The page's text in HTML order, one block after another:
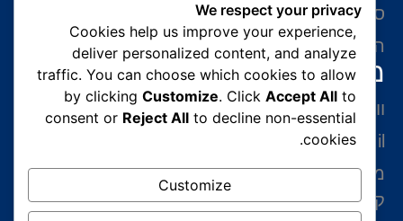
סיפורי הצלחה
המלצות של לקוחות
מידע ליצירת קשר
ווצאפ 054-765-0002
gabriel@benatovlaw.co.il
מצדה 9 בני ברק קומה 35 מגדל ב.ס.ר 3 (מול
קניון איילון ליד הרכבת הקלה בן גוריון)
We respect your privacy
Cookies help us improve your experience,
deliver personalized content, and analyze
traffic. You can choose which cookies to allow
by clickingCustomize. ClickAccept All to
consent or Reject All to decline non-essential
cookies.
Customize